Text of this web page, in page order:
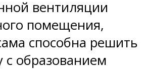
вентиляции
помещения,
способна решить
с образованием